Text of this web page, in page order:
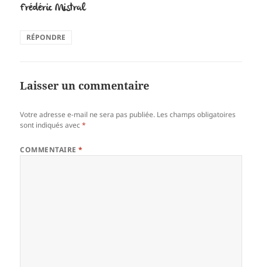
Frédéric Mistral
RÉPONDRE
Laisser un commentaire
Votre adresse e-mail ne sera pas publiée. Les champs obligatoires
sont indiqués avec*
COMMENTAIRE*